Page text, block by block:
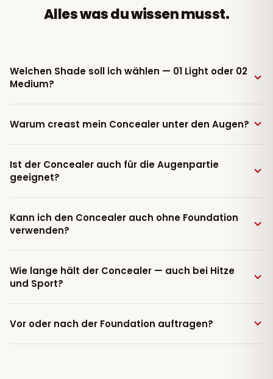
Alles was du wissen musst.
Welchen Shade soll ich wählen — 01 Light oder 02
Medium?
Warum creast mein Concealer unter den Augen?
Ist der Concealer auch für die Augenpartie
geeignet?
Kann ich den Concealer auch ohne Foundation
verwenden?
Wie lange hält der Concealer — auch bei Hitze
und Sport?
Vor oder nach der Foundation auftragen?